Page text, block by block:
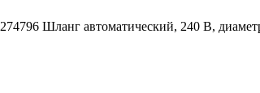
274796 Шланг автоматический, 240 В,